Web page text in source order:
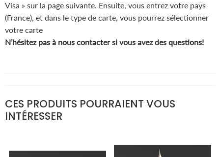
Visa » sur la page suivante. Ensuite, vous entrez votre pays
(France), et dans le type de carte, vous pourrez sélectionner
votre carte
N’hésitez pas à nous contacter si vous avez des questions!
CES PRODUITS POURRAIENT VOUS
INTÉRESSER